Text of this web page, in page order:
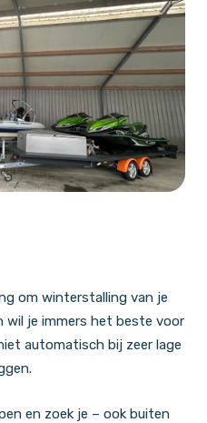
om winterstalling van je
wil je immers het beste voor
automatisch bij zeer lage
en zoek je – ook buiten